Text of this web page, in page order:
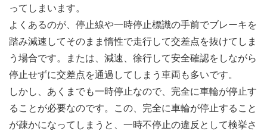
ってしまいます。
よくあるのが、停止線や一時停止標識の手前でブレーキを
踏み減速してそのまま惰性で走行して交差点を抜けてしま
う場合です。または、減速、徐行して安全確認をしながら
停止せずに交差点を通過してしまう車両も多いです。
しかし、あくまでも一時停止なので、完全に車輪が停止す
ることが必要なのです。この、完全に車輪が停止すること
が疎かになってしまうと、一時不停止の違反として検挙さ